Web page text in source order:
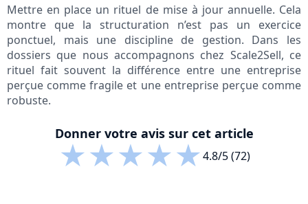
Mettre en place un rituel de mise à jour annuelle. Cela
montre que la structuration n’est pas un exercice
ponctuel, mais une discipline de gestion. Dans les
dossiers que nous accompagnons chez Scale2Sell, ce
rituel fait souvent la différence entre une entreprise
perçue comme fragile et une entreprise perçue comme
robuste.
Donner votre avis sur cet article
★★★★★4.8/5 (72)